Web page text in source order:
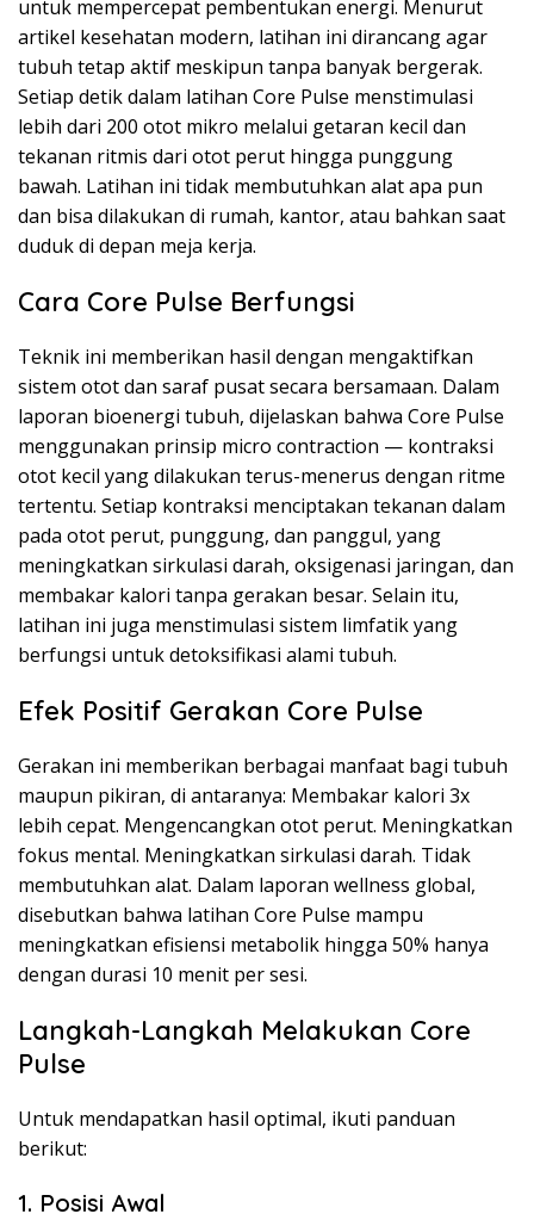
untuk mempercepat pembentukan energi. Menurut
artikel kesehatan modern, latihan ini dirancang agar
tubuh tetap aktif meskipun tanpa banyak bergerak.
Setiap detik dalam latihan Core Pulse menstimulasi
lebih dari 200 otot mikro melalui getaran kecil dan
tekanan ritmis dari otot perut hingga punggung
bawah. Latihan ini tidak membutuhkan alat apa pun
dan bisa dilakukan di rumah, kantor, atau bahkan saat
duduk di depan meja kerja.
Cara Core Pulse Berfungsi
Teknik ini memberikan hasil dengan mengaktifkan
sistem otot dan saraf pusat secara bersamaan. Dalam
laporan bioenergi tubuh, dijelaskan bahwa Core Pulse
menggunakan prinsip micro contraction — kontraksi
otot kecil yang dilakukan terus-menerus dengan ritme
tertentu. Setiap kontraksi menciptakan tekanan dalam
pada otot perut, punggung, dan panggul, yang
meningkatkan sirkulasi darah, oksigenasi jaringan, dan
membakar kalori tanpa gerakan besar. Selain itu,
latihan ini juga menstimulasi sistem limfatik yang
berfungsi untuk detoksifikasi alami tubuh.
Efek Positif Gerakan Core Pulse
Gerakan ini memberikan berbagai manfaat bagi tubuh
maupun pikiran, di antaranya: Membakar kalori 3x
lebih cepat. Mengencangkan otot perut. Meningkatkan
fokus mental. Meningkatkan sirkulasi darah. Tidak
membutuhkan alat. Dalam laporan wellness global,
disebutkan bahwa latihan Core Pulse mampu
meningkatkan efisiensi metabolik hingga 50% hanya
dengan durasi 10 menit per sesi.
Langkah-Langkah Melakukan Core
Pulse
Untuk mendapatkan hasil optimal, ikuti panduan
berikut:
1. Posisi Awal